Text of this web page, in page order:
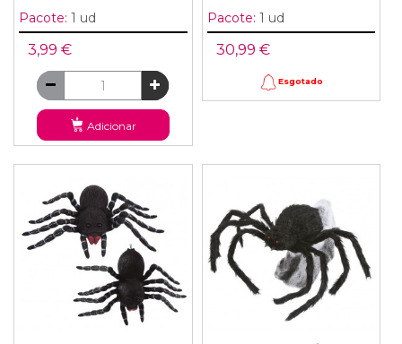
Pacote: 1 ud
3,99 €
Adicionar
Pacote: 1 ud
30,99 €
Esgotado